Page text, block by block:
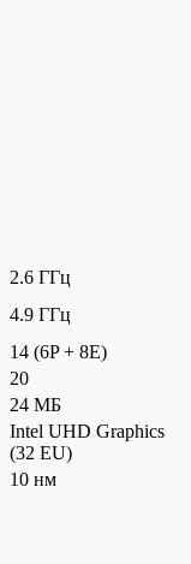
2.6 ГГц
4.9 ГГц
14 (6P + 8E)
20
24 МБ
Intel UHD Graphics
(32 EU)
10 нм